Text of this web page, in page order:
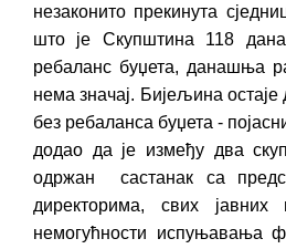
незаконито прекинута
што је Скупштина 118
ребаланс буџета, данашња
нема значај. Бијељина остаје
без ребаланса буџета -
додао да је између два
одржан састанак са
директорима, свих
немогућности испуњавања